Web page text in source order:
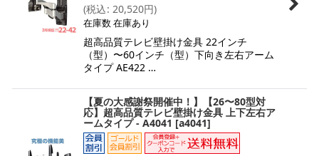
(税込: 20,520円)
在庫数 在庫あり
超高品質テレビ壁掛け金具 22インチ
（型）〜60インチ（型）下向き左右アーム
タイプ AE422 …
【夏の大感謝祭開催中！】【26〜80型対
応】超高品質テレビ壁掛け金具 上下左右ア
ームタイプ - A4041 [a4041]